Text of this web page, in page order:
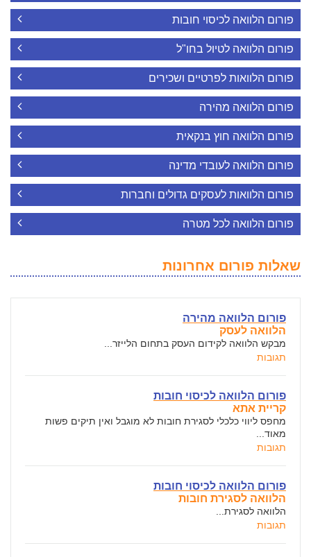
פורום הלוואה לכיסוי חובות
פורום הלוואה לטיול בחו"ל
פורום הלוואות לפרטיים ושכירים
פורום הלוואה מהירה
פורום הלוואה חוץ בנקאית
פורום הלוואה לעובדי מדינה
פורום הלוואות לעסקים גדולים וחברות
פורום הלוואה לכל מטרה
שאלות פורום אחרונות
פורום הלוואה מהירה
הלוואה לעסק
מבקש הלוואה לקידום העסק בתחום הלייזר...
תגובות
פורום הלוואה לכיסוי חובות
קריית אתא
מחפס ליווי כלכלי לסגירת חובות לא מוגבל ואין תיקים פשות
מאוד...
תגובות
פורום הלוואה לכיסוי חובות
הלוואה לסגירת חובות
הלוואה לסגירת...
תגובות